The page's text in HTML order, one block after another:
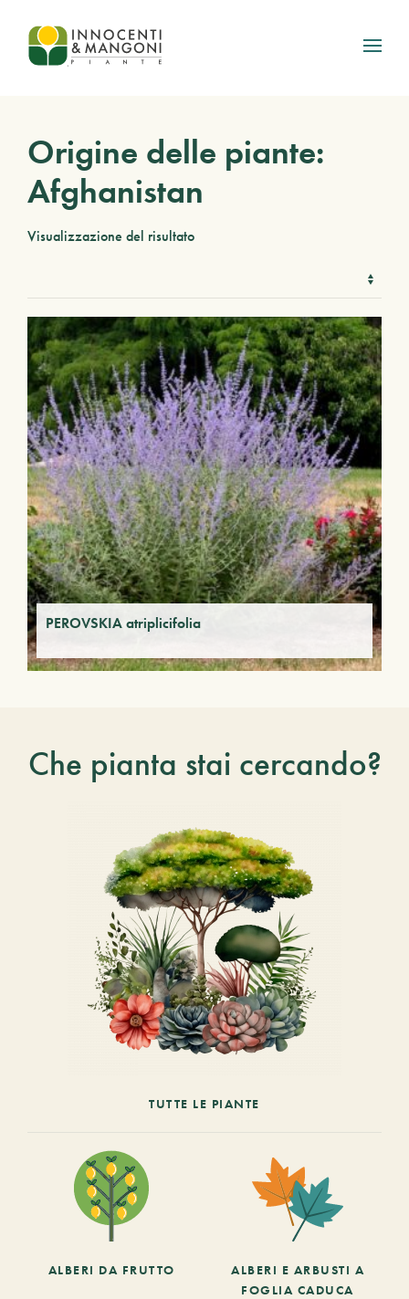
Skip to main content
Origine delle piante:
Afghanistan
Visualizzazione del risultato
PEROVSKIA atriplicifolia
Che pianta stai cercando?
TUTTE LE PIANTE
ALBERI DA FRUTTO
ALBERI E ARBUSTI A
FOGLIA CADUCA